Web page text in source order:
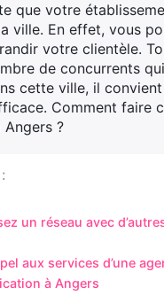
que votre
ville. En effet, vous
votre clientèle.
de concurrents
cette ville, il
Comment faire
?
un réseau avec
aux services d’une
à Angers